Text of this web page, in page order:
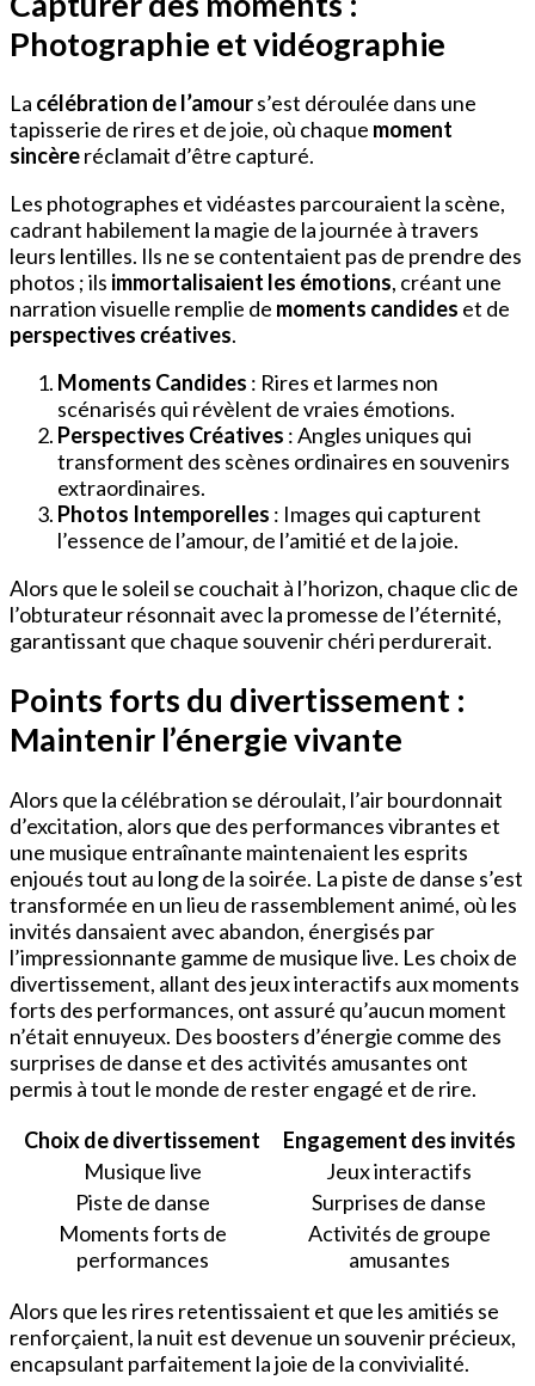
Photographie et vidéographie
La célébration de l’amours’est déroulée dans une
tapisserie de rires et de joie, où chaque moment
sincèreréclamait d’être capturé.
Les photographes et vidéastes parcouraient la scène,
cadrant habilement la magie de la journée à travers
leurs lentilles. Ils ne se contentaient pas de prendre des
photos ; ils immortalisaient les émotions, créant une
narration visuelle remplie de moments candides et de
perspectives créatives.
Moments Candides : Rires et larmes non
scénarisés qui révèlent de vraies émotions.
Perspectives Créatives : Angles uniques qui
transforment des scènes ordinaires en souvenirs
extraordinaires.
Photos Intemporelles : Images qui capturent
l’essence de l’amour, de l’amitié et de la joie.
Alors que le soleil se couchait à l’horizon, chaque clic de
l’obturateur résonnait avec la promesse de l’éternité,
garantissant que chaque souvenir chéri perdurerait.
Points forts du divertissement :
Maintenir l’énergie vivante
Alors que la célébration se déroulait, l’air bourdonnait
d’excitation, alors que des performances vibrantes et
une musique entraînante maintenaient les esprits
enjoués tout au long de la soirée. La piste de danse s’est
transformée en un lieu de rassemblement animé, où les
invités dansaient avec abandon, énergisés par
l’impressionnante gamme de musique live. Les choix de
divertissement, allant des jeux interactifs aux moments
forts des performances, ont assuré qu’aucun moment
n’était ennuyeux. Des boosters d’énergie comme des
surprises de danse et des activités amusantes ont
permis à tout le monde de rester engagé et de rire.
Choix de divertissement
Engagement des invités
Musique live
Jeux interactifs
Piste de danse
Surprises de danse
Moments forts de
performances
Activités de groupe
amusantes
Alors que les rires retentissaient et que les amitiés se
renforçaient, la nuit est devenue un souvenir précieux,
encapsulant parfaitement la joie de la convivialité.